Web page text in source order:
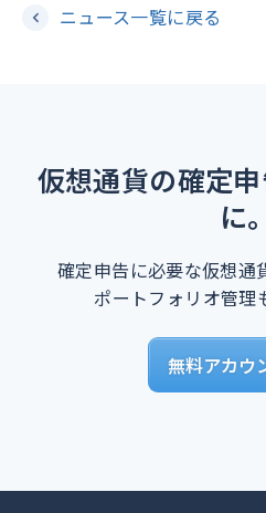
ニュース一覧に戻る
仮想通貨の確定
に。
確定申告に必要な仮想通
ポートフォリオ管理
無料アカウ